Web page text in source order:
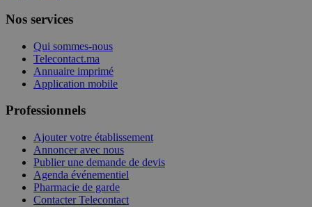
Nos services
Qui sommes-nous
Telecontact.ma
Annuaire imprimé
Application mobile
Professionnels
Ajouter votre établissement
Annoncer avec nous
Publier une demande de devis
Agenda événementiel
Pharmacie de garde
Contacter Telecontact